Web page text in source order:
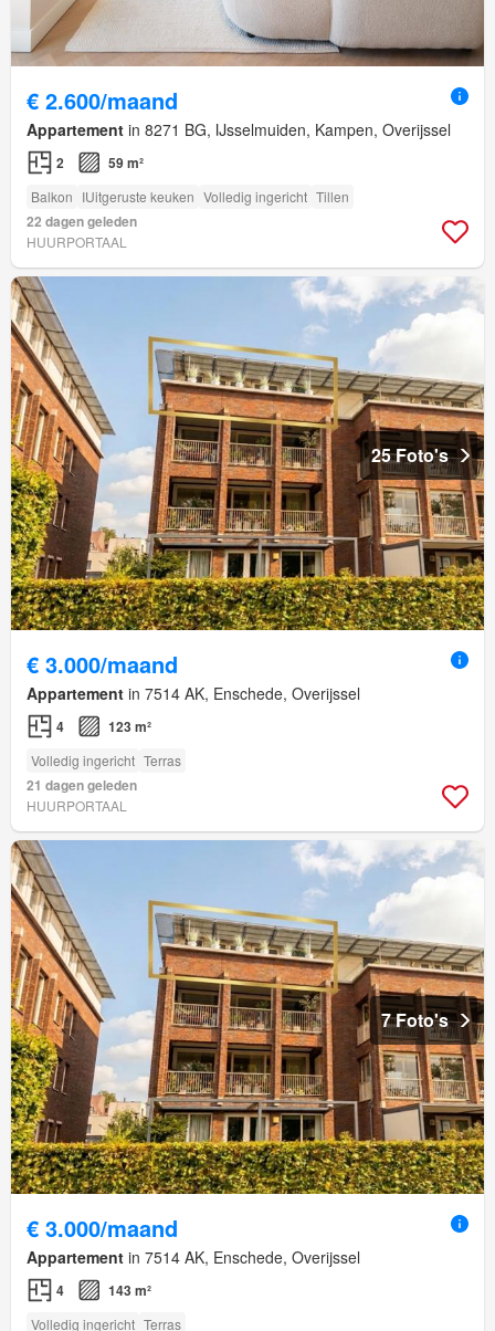
€ 2.600/maand
Appartement in 8271 BG, IJsselmuiden, Kampen, Overijssel
2 59 m²
Balkon IUitgeruste keuken Volledig ingericht Tillen
22 dagen geleden
HUURPORTAAL
25 Foto's
€ 3.000/maand
Appartement in 7514 AK, Enschede, Overijssel
4 123 m²
Volledig ingericht Terras
21 dagen geleden
HUURPORTAAL
7 Foto's
€ 3.000/maand
Appartement in 7514 AK, Enschede, Overijssel
4 143 m²
Volledig ingericht Terras